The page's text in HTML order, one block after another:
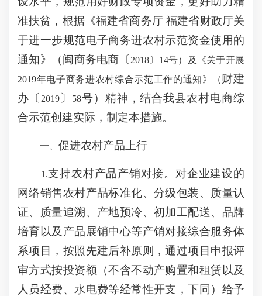
准扶贫，根据《福建省商务厅 福建省财政厅关
于进一步规范电子商务进农村示范资金使用的
通知》（闽商务电商〔 2018〕 14号）及《关于开展
2019年电子商务进农村综合示范工作的通知》（财建
办〔 2019〕 58号）精神，结合我县农村电商综
合示范创建实际，制定本措施。
一、 促进农村产品上行
1.支持农村产品产销对接。对企业建设的
网络销售农村产品标准化、分级包装、质量认
证、质量追溯、产地预冷、初加工配送、品牌
培育以及产品展销中心等产销对接综合服务体
系项目，按照先建后补原则，通过项目申报评
审方式按投资额（不含不动产购置和租赁以及
人员经费、水电费等经常性开支，下同）给予